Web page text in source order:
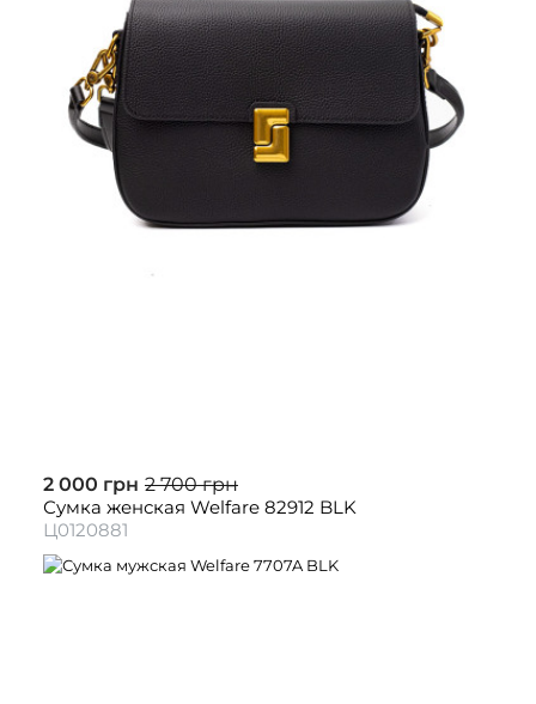
2 000 грн 2 700 грн
Сумка женская Welfare 82912 BLK
Ц0120881